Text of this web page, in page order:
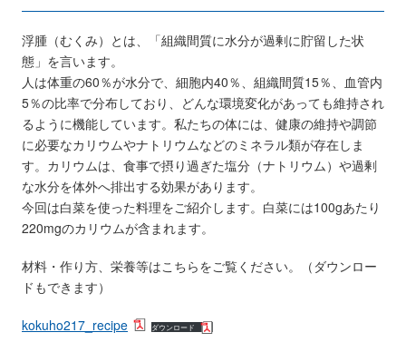
浮腫（むくみ）とは、「組織間質に水分が過剰に貯留した状
態」を言います。
人は体重の60％が水分で、細胞内40％、組織間質15％、血管内
5％の比率で分布しており、どんな環境変化があっても維持され
るように機能しています。私たちの体には、健康の維持や調節
に必要なカリウムやナトリウムなどのミネラル類が存在しま
す。カリウムは、食事で摂り過ぎた塩分（ナトリウム）や過剰
な水分を体外へ排出する効果があります。
今回は白菜を使った料理をご紹介します。白菜には100gあたり
220mgのカリウムが含まれます。
材料・作り方、栄養等はこちらをご覧ください。（ダウンロー
ドもできます）
kokuho217_recipe ダウンロード